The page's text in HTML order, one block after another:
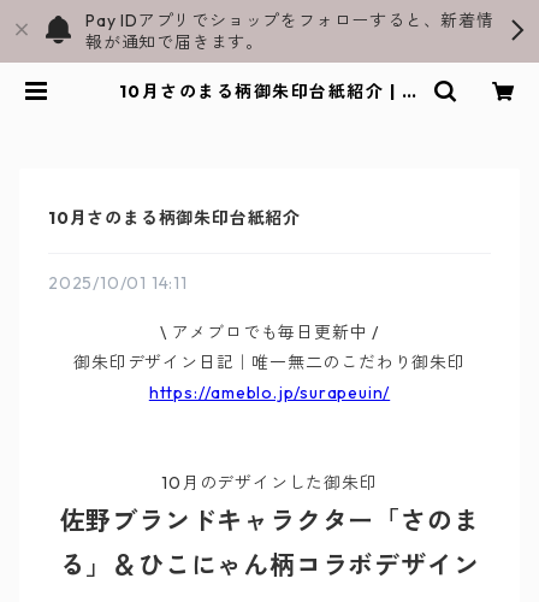
Pay IDアプリでショップをフォローすると、新着情
報が通知で届きます。
10月さのまる柄御朱印台紙紹介 | さ
10月さのまる柄御朱印台紙紹介
2025/10/01 14:11
\ アメブロでも毎日更新中 /
御朱印デザイン日記｜唯一無二のこだわり御朱印
https://ameblo.jp/surapeuin/
10月のデザインした御朱印
佐野ブランドキャラクター「さのま
る」＆ひこにゃん柄コラボデザイン